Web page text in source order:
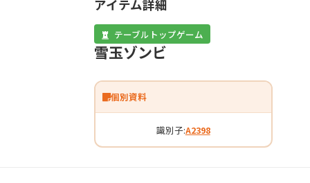
アイテム詳細
テーブルトップゲーム
雪玉ゾンビ
個別資料
識別子:A2398